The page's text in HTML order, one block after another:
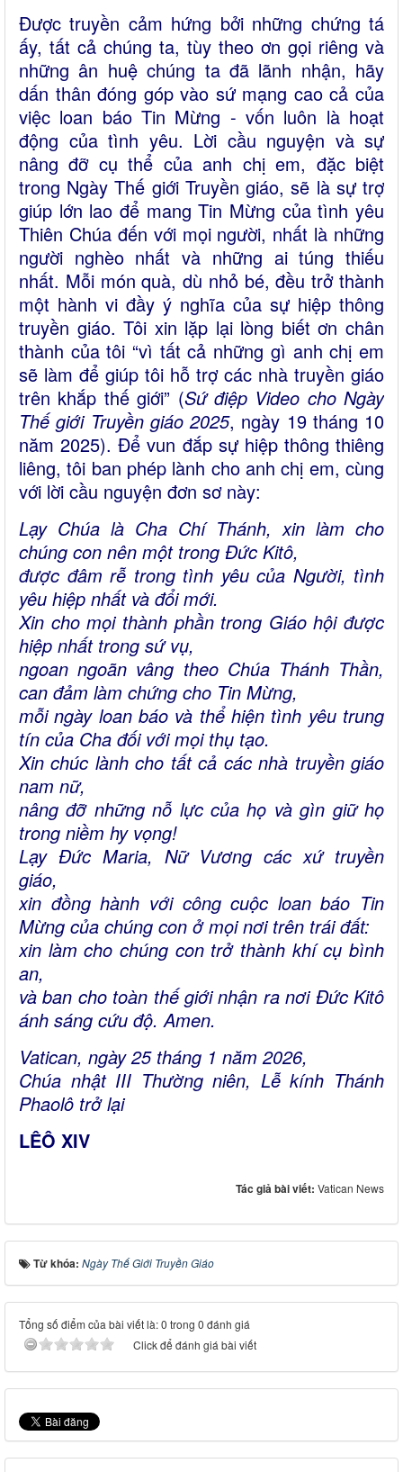
Được truyền cảm hứng bởi những chứng tá
ấy, tất cả chúng ta, tùy theo ơn gọi riêng và
những ân huệ chúng ta đã lãnh nhận, hãy
dấn thân đóng góp vào sứ mạng cao cả của
việc loan báo Tin Mừng - vốn luôn là hoạt
động của tình yêu. Lời cầu nguyện và sự
nâng đỡ cụ thể của anh chị em, đặc biệt
trong Ngày Thế giới Truyền giáo, sẽ là sự trợ
giúp lớn lao để mang Tin Mừng của tình yêu
Thiên Chúa đến với mọi người, nhất là những
người nghèo nhất và những ai túng thiếu
nhất. Mỗi món quà, dù nhỏ bé, đều trở thành
một hành vi đầy ý nghĩa của sự hiệp thông
truyền giáo. Tôi xin lặp lại lòng biết ơn chân
thành của tôi “vì tất cả những gì anh chị em
sẽ làm để giúp tôi hỗ trợ các nhà truyền giáo
trên khắp thế giới” (Sứ điệp Video cho Ngày
Thế giới Truyền giáo 2025, ngày 19 tháng 10
năm 2025). Để vun đắp sự hiệp thông thiêng
liêng, tôi ban phép lành cho anh chị em, cùng
với lời cầu nguyện đơn sơ này:
Lạy Chúa là Cha Chí Thánh, xin làm cho
chúng con nên một trong Đức Kitô,
được đâm rễ trong tình yêu của Người, tình
yêu hiệp nhất và đổi mới.
Xin cho mọi thành phần trong Giáo hội được
hiệp nhất trong sứ vụ,
ngoan ngoãn vâng theo Chúa Thánh Thần,
can đảm làm chứng cho Tin Mừng,
mỗi ngày loan báo và thể hiện tình yêu trung
tín của Cha đối với mọi thụ tạo.
Xin chúc lành cho tất cả các nhà truyền giáo
nam nữ,
nâng đỡ những nỗ lực của họ và gìn giữ họ
trong niềm hy vọng!
Lạy Đức Maria, Nữ Vương các xứ truyền
giáo,
xin đồng hành với công cuộc loan báo Tin
Mừng của chúng con ở mọi nơi trên trái đất:
xin làm cho chúng con trở thành khí cụ bình
an,
và ban cho toàn thế giới nhận ra nơi Đức Kitô
ánh sáng cứu độ. Amen.
Vatican, ngày 25 tháng 1 năm 2026,
Chúa nhật III Thường niên, Lễ kính Thánh
Phaolô trở lại
LÊÔ XIV
Tác giả bài viết: Vatican News
Từ khóa: Ngày Thế Giới Truyền Giáo
Tổng số điểm của bài viết là: 0 trong 0 đánh giá
Click để đánh giá bài viết